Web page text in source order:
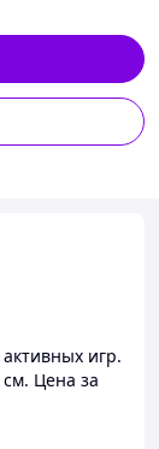
игр.
Цена за